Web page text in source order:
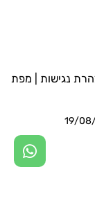
נגישות
מפת